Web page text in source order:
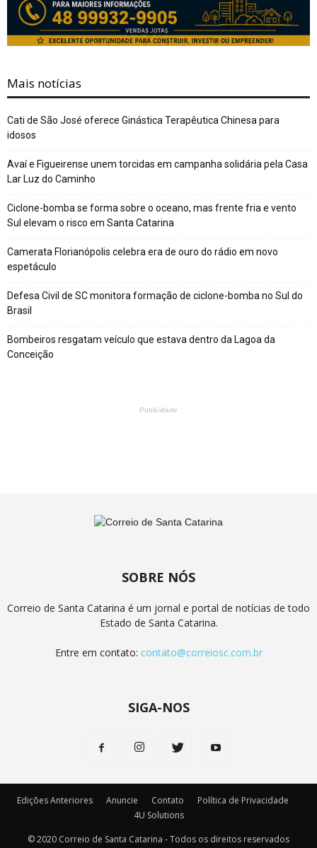
Mais notícias
Cati de São José oferece Ginástica Terapêutica Chinesa para
idosos
Avaí e Figueirense unem torcidas em campanha solidária pela Casa
Lar Luz do Caminho
Ciclone-bomba se forma sobre o oceano, mas frente fria e vento
Sul elevam o risco em Santa Catarina
Camerata Florianópolis celebra era de ouro do rádio em novo
espetáculo
Defesa Civil de SC monitora formação de ciclone-bomba no Sul do
Brasil
Bombeiros resgatam veículo que estava dentro da Lagoa da
Conceição
Publicidade
SOBRE NÓS
Correio de Santa Catarina é um jornal e portal de notícias de todo
Estado de Santa Catarina.
Entre em contato: contato@correiosc.com.br
SIGA-NOS
Edições Anteriores Anuncie Contato
Política de Privacidade
4U Solutions
© 2020 Correio de Santa Catarina - Todos os direitos reservados